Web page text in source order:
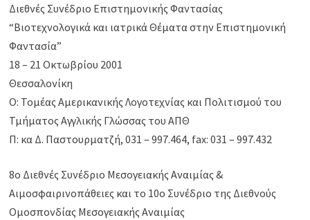
Διεθνές Συνέδριο Επιστημονικής Φαντασίας
“Βιοτεχνολογικά και ιατρικά Θέματα στην Επιστημονική
Φαντασία”
18 – 21 Οκτωβρίου 2001
Θεσσαλονίκη
Ο: Τομέας Αμερικανικής Λογοτεχνίας και Πολιτισμού του
Τμήματος Αγγλικής Γλώσσας του ΑΠΘ
Π: κα Δ. Παστουρματζή, 031 – 997.464, fax: 031 – 997.432
8ο Διεθνές Συνέδριο Μεσογειακής Αναιμίας &
Αιμοσφαιρινοπάθειες και το 10ο Συνέδριο της Διεθνούς
Ομοσπονδίας Μεσογειακής Αναιμίας